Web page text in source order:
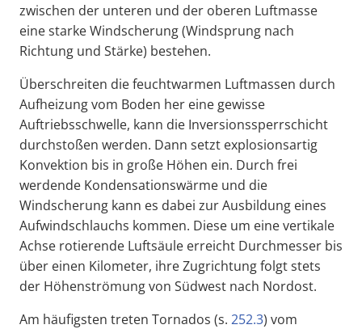
zwischen der unteren und der oberen Luftmasse
eine starke Windscherung (Windsprung nach
Richtung und Stärke) bestehen.
Überschreiten die feuchtwarmen Luftmassen durch
Aufheizung vom Boden her eine gewisse
Auftriebsschwelle, kann die Inversionssperrschicht
durchstoßen werden. Dann setzt explosionsartig
Konvektion bis in große Höhen ein. Durch frei
werdende Kondensationswärme und die
Windscherung kann es dabei zur Ausbildung eines
Aufwindschlauchs kommen. Diese um eine vertikale
Achse rotierende Luftsäule erreicht Durchmesser bis
über einen Kilometer, ihre Zugrichtung folgt stets
der Höhenströmung von Südwest nach Nordost.
Am häufigsten treten Tornados (s. 252.3) vom